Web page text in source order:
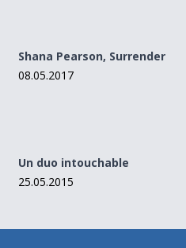
Shana Pearson, Surrender
08.05.2017
Un duo intouchable
25.05.2015